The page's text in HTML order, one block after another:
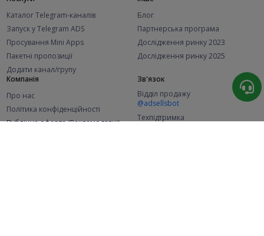
Каталог Telegram-каналів
Запуск у Telegram ADS
Просування Mini Apps
Пакетні пропозиції
Додати канал/групу
Блог
Партнерська програма
Дослідження ринку 2023
Дослідження ринку 2025
Компанія
Про нас
Політика конфіденційності
Публічна оферта (Рекламодавці)
Зв'язок
Відділ продажу
@adsellsbot
Техпідтримка